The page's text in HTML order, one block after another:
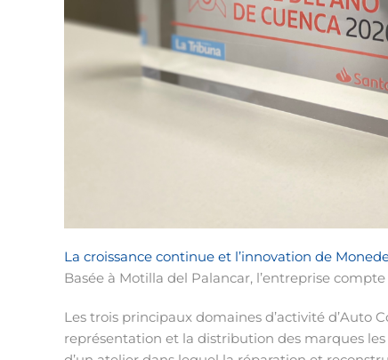
La croissance continue et l’innovation de
Basée à Motilla del Palancar, l’entreprise
Les trois principaux domaines d’activité d’Auto
représentation et la distribution des marques